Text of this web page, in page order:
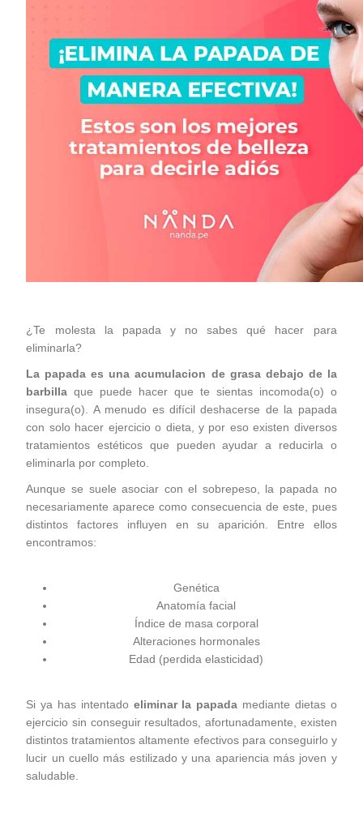
¿Te molesta la papada y no sabes qué hacer para
eliminarla?
La papada es una acumulacion de grasa debajo de la
barbilla que puede hacer que te sientas incomoda(o) o
insegura(o). A menudo es difícil deshacerse de la papada
con solo hacer ejercicio o dieta, y por eso existen diversos
tratamientos estéticos que pueden ayudar a reducirla o
eliminarla por completo.
Aunque se suele asociar con el sobrepeso, la papada no
necesariamente aparece como consecuencia de este, pues
distintos factores influyen en su aparición. Entre ellos
encontramos:
Genética
Anatomía facial
Índice de masa corporal
Alteraciones hormonales
Edad (perdida elasticidad)
Si ya has intentado eliminar la papada mediante dietas o
ejercicio sin conseguir resultados, afortunadamente, existen
distintos tratamientos altamente efectivos para conseguirlo y
lucir un cuello más estilizado y una apariencia más joven y
saludable.